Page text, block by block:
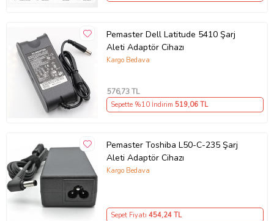
Pemaster Dell Latitude 5410 Şarj
Aleti Adaptör Cihazı
Kargo Bedava
576,73 TL
Sepette %10 İndirim 519,06 TL
Pemaster Toshiba L50-C-235 Şarj
Aleti Adaptör Cihazı
Kargo Bedava
Sepet Fiyatı 454,24 TL